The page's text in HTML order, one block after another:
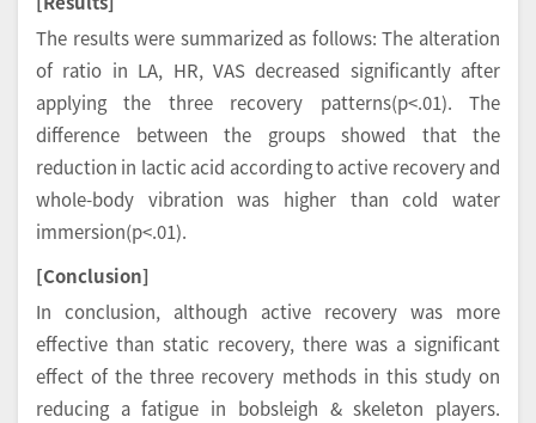
The results were summarized as follows: The alteration
of ratio in LA, HR, VAS decreased significantly after
applying the three recovery patterns(p<.01). The
difference between the groups showed that the
reduction in lactic acid according to active recovery and
whole-body vibration was higher than cold water
immersion(p<.01).
[Conclusion]
In conclusion, although active recovery was more
effective than static recovery, there was a significant
effect of the three recovery methods in this study on
reducing a fatigue in bobsleigh & skeleton players.